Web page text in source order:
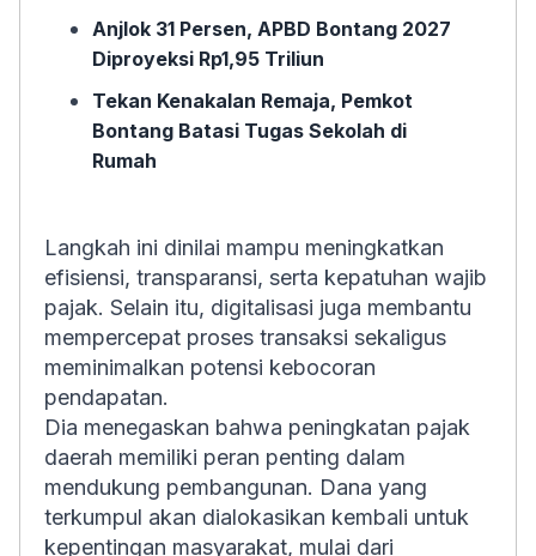
Anjlok 31 Persen, APBD Bontang 2027
Diproyeksi Rp1,95 Triliun
Tekan Kenakalan Remaja, Pemkot
Bontang Batasi Tugas Sekolah di
Rumah
Langkah ini dinilai mampu meningkatkan
efisiensi, transparansi, serta kepatuhan wajib
pajak. Selain itu, digitalisasi juga membantu
mempercepat proses transaksi sekaligus
meminimalkan potensi kebocoran
pendapatan.
Dia menegaskan bahwa peningkatan pajak
daerah memiliki peran penting dalam
mendukung pembangunan. Dana yang
terkumpul akan dialokasikan kembali untuk
kepentingan masyarakat, mulai dari